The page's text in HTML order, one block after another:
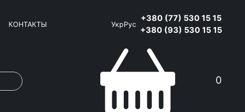
КОНТАКТЫ УкрРус
+380 (77) 530 15 15
+380 (93) 530 15 15
0